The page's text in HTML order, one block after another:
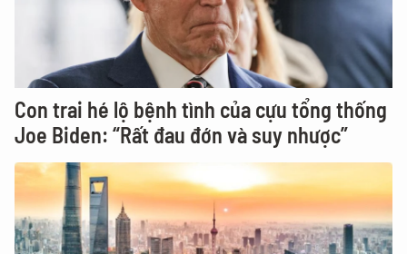
Con trai hé lộ bệnh tình của cựu tổng thống
Joe Biden: “Rất đau đớn và suy nhược”